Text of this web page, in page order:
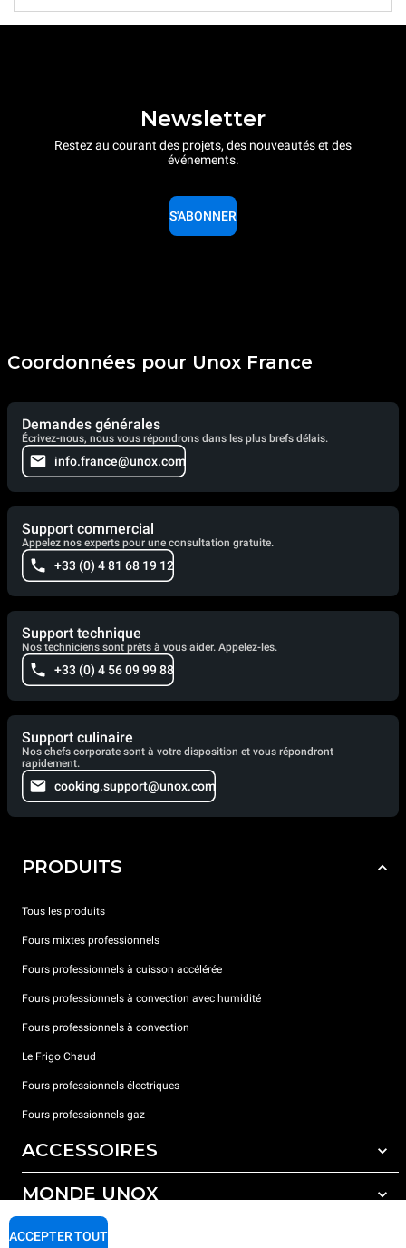
Newsletter
Restez au courant des projets, des nouveautés et des
événements.
S'ABONNER
Coordonnées pour Unox France
Demandes générales
Écrivez-nous, nous vous répondrons dans les plus brefs délais.
info.france@unox.com
Support commercial
Appelez nos experts pour une consultation gratuite.
+33 (0) 4 81 68 19 12
Support technique
Nos techniciens sont prêts à vous aider. Appelez-les.
+33 (0) 4 56 09 99 88
Support culinaire
Nos chefs corporate sont à votre disposition et vous répondront
rapidement.
cooking.support@unox.com
PRODUITS
Tous les produits
Fours mixtes professionnels
Fours professionnels à cuisson accélérée
Fours professionnels à convection avec humidité
Fours professionnels à convection
Le Frigo Chaud
Fours professionnels électriques
Fours professionnels gaz
ACCESSOIRES
Tous les accessoires
Détergents pour lavage automatique
MONDE UNOX
Nos bureaux dans le monde
SUPPORT
ACCEPTER TOUT